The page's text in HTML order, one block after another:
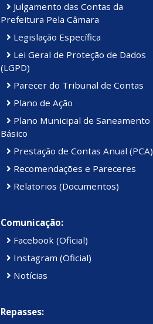
Julgamento das Contas da
Prefeitura Pela Câmara
Legislação Específica
Lei Geral de Proteção de Dados
(LGPD)
Parecer do Tribunal de Contas
Plano de Ação
Plano Municipal de Saneamento
Básico
Prestação de Contas Anual (PCA)
Recomendações e Pareceres
Relatorios (Documentos)
Comunicação:
Facebook (Oficial)
Instagram (Oficial)
Notícias
Repasses: